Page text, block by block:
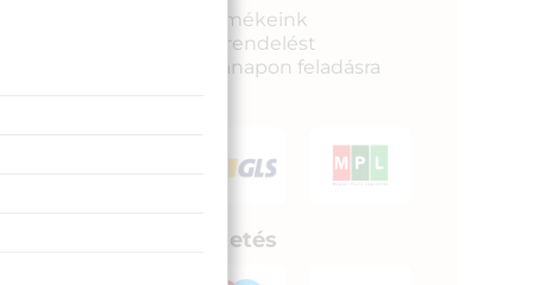
Raktáron lévő termékeink
legkésőbb a megrendelést
követkető munkanapon feladásra
Biztonságos fizetés